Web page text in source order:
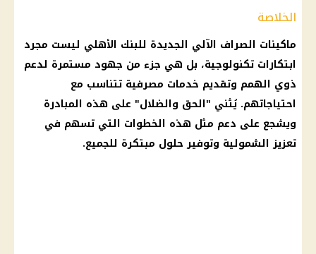
الخلاصة
ماكينات الصراف الآلي الجديدة للبنك الأهلي ليست مجرد
ابتكارات تكنولوجية، بل هي جزء من جهود مستمرة لدعم
ذوي الهمم وتقديم خدمات مصرفية تتناسب مع
احتياجاتهم. يُثني "الحق والضلال" على هذه المبادرة
ويشجع على دعم مثل هذه الخطوات التي تسهم في
تعزيز الشمولية وتوفير حلول مبتكرة للجميع.